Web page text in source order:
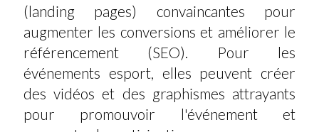
(landing pages) convaincantes pour
augmenter les conversions et améliorer le
référencement (SEO). Pour les
événements esport, elles peuvent créer
des vidéos et des graphismes attrayants
pour promouvoir l'événement et